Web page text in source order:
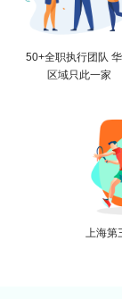
50+全职执行团队
区域只此一家
上海第